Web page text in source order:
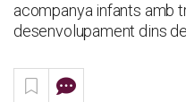
acompanya infants amb
desenvolupament dins